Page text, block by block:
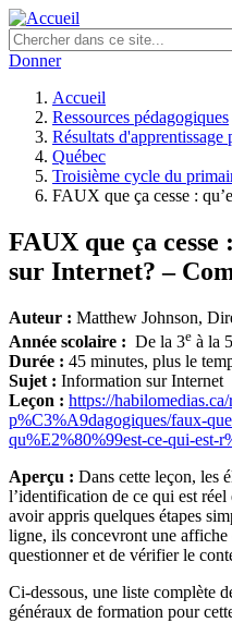
Skip
to
main
Donner
Fil
d'Ariane
Accueil
Ressources pédagogiques
Résultats
Québec
Troisième cycle du
FAUX que ça cesse :
FAUX que ça cesse
sur Internet? –
Auteur : Matthew Johnson,
Année scolaire : De la 3e à la 5
Durée : 45 minutes, plus le
Sujet : Information sur Internet
Leçon : https://habilomedias.ca/
p%C3%A9dagogiques/faux-
qu%E2%80%99est-ce-qui-est-
Aperçu : Dans cette leçon, les
l’identification de ce qui est
avoir appris quelques étapes
ligne, ils concevront une
questionner et de vérifier le
Ci-dessous, une liste complète
généraux de formation pour